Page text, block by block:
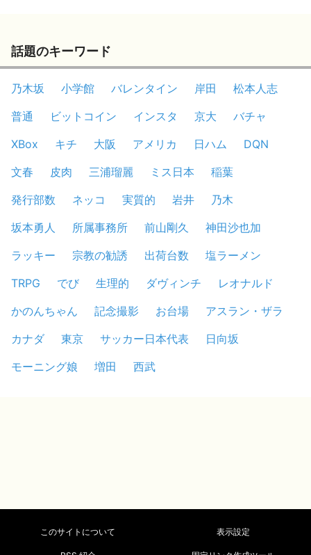
話題のキーワード
乃木坂 小学館 バレンタイン 岸田
松本人志
普通
ビットコイン インスタ 京大
バチャ
XBox
キチ 大阪 アメリカ 日ハム
DQN
文春
皮肉 三浦瑠麗 ミス日本
稲葉
発行部数
ネッコ 実質的 岩井
乃木
坂本勇人
所属事務所 前山剛久
神田沙也加
ラッキー
宗教の勧誘 出荷台数
塩ラーメン
TRPG
でび 生理的 ダヴィンチ
レオナルド
かのんちゃん
記念撮影 お台場
アスラン・ザラ
カナダ
東京 サッカー日本代表
日向坂
モーニング娘
増田 西武
このサイトについて 表示設定